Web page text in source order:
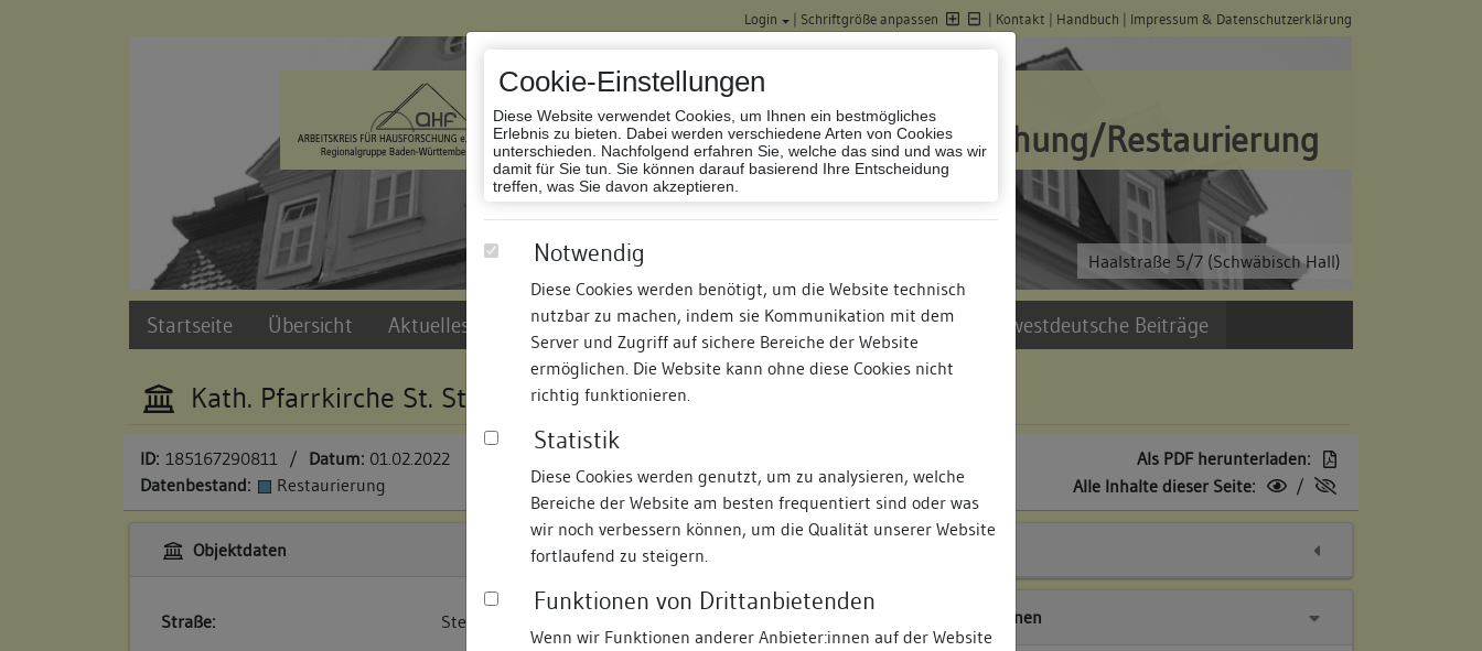
Cookie-Einstellungen
Diese Website verwendet Cookies, um Ihnen ein bestmögliches
Erlebnis zu bieten. Dabei werden verschiedene Arten von Cookies
unterschieden. Nachfolgend erfahren Sie, welche das sind und was wir
damit für Sie tun. Sie können darauf basierend Ihre Entscheidung
treffen, was Sie davon akzeptieren.
Notwendig
Diese Cookies werden benötigt, um die Website technisch
nutzbar zu machen, indem sie Kommunikation mit dem
Server und Zugriff auf sichere Bereiche der Website
ermöglichen. Die Website kann ohne diese Cookies nicht
richtig funktionieren.
Statistik
Diese Cookies werden genutzt, um zu analysieren, welche
Bereiche der Website am besten frequentiert sind oder was
wir noch verbessern können, um die Qualität unserer Website
fortlaufend zu steigern.
Funktionen von Drittanbietenden
Wenn wir Funktionen anderer Anbieter:innen auf der Website
Login | Schriftgröße anpassen | Kontakt | Handbuch | Impressum & Datenschutzerklärung
Haalstraße 5/7 (Schwäbisch Hall)
Datenbank Bauforschung/Restaurierung
Startseite Übersicht Aktuelles und Termine Suche Freie Bauforscher:innen Südwestdeutsche Beiträge
Kath. Pfarrkirche St. Stefan
ID: 185167290811 / Datum: 01.02.2022
Datenbestand:
Restaurierung
Als PDF herunterladen:
Alle Inhalte dieser Seite:
/
Objektdaten
Straße:
Stefansplatz
Zugeordnete Dokumentationen